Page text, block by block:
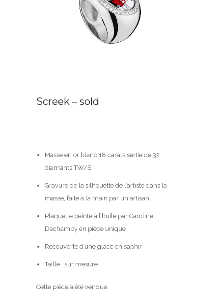
Screek – sold
Masse en or blanc 18 carats sertie de 32
diamants TW/SI
Gravure de la silhouette de l’artiste dans la
masse, faite à la main par un artisan
Plaquette peinte à l’huile par Caroline
Dechamby en pièce unique
Recouverte d’une glace en saphir
Taille : sur mesure
Cette pièce a été vendue.